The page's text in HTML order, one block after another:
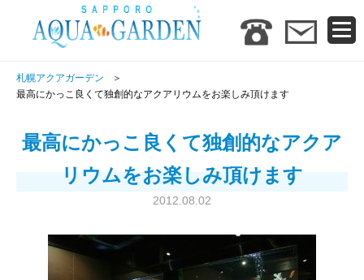
札幌アクアガーデン
最高にかっこ良くて独創的なアクアリウムをお楽しみ頂けます
最高にかっこ良くて独創的なアクア
リウムをお楽しみ頂けます
2012.08.02